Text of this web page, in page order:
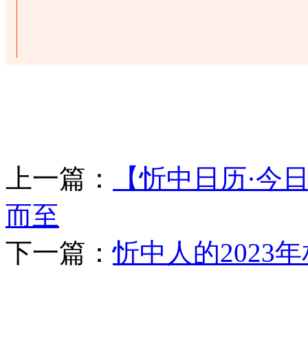
上一篇：
【忻中日历·今
而至
下一篇：忻中人的2023